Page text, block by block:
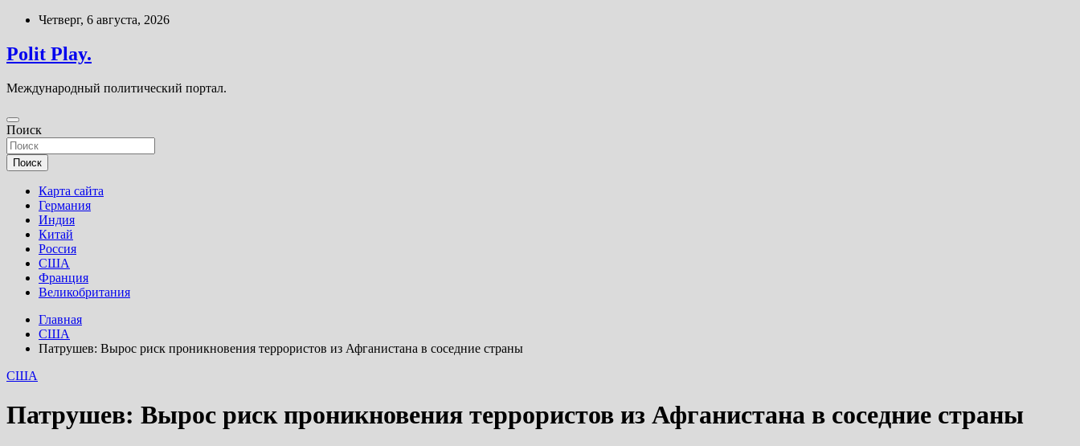
Перейти
содержимому
Четверг, 6 августа, 2026
Polit Play.
Международный политический портал.
Поиск
Поиск
Карта сайта
Германия
Индия
Китай
Россия
США
Франция
Великобритания
Главная
США
Патрушев: Вырос риск проникновения террористов из Афганистана в соседние страны
США
Патрушев: Вырос риск проникновения террористов из Афганистана в соседние страны